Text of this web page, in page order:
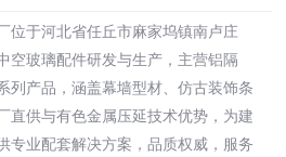
位于河北省任丘市麻家坞镇南卢庄
空玻璃配件研发与生产，主营铝隔
列产品，涵盖幕墙型材、仿古装饰条
直供与有色金属压延技术优势，为建
专业配套解决方案，品质权威，服务